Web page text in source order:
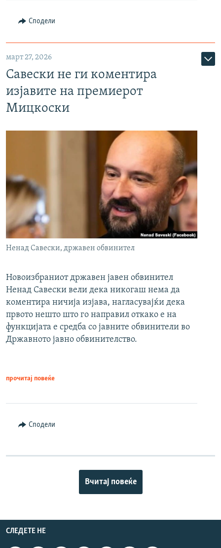
Сподели
март 27, 2026
Савески не ги коментира
изјавите на премиерот
Мицкоски
Ненад Савески, државен обвинител
Новоизбраниот државен јавен обвинител
Ненад Савески вели дека никогаш нема да
коментира ничија изјава, нагласувајќи дека
првото нешто што го направил откако е на
функцијата е средба со јавните обвинители во
Државното јавно обвинителство.
прочитај повеќе
Сподели
Вчитај повеќе
СЛЕДЕТЕ НЕ